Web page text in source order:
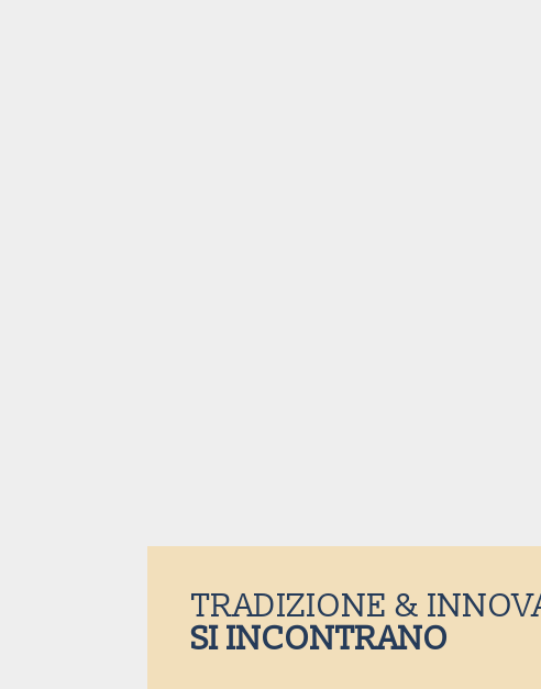
TRADIZIONE &
SI INCONTRANO